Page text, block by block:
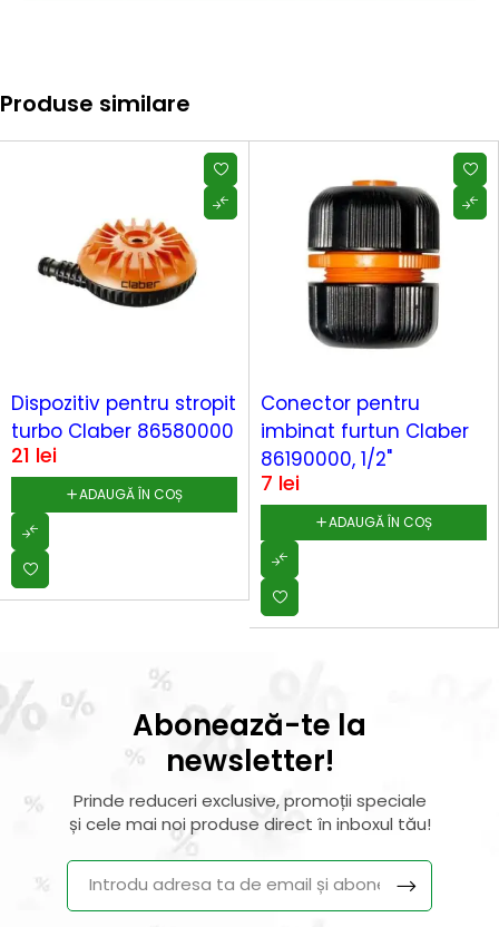
Produse similare
Dispozitiv pentru stropit
turbo Claber 86580000
21 lei
ADAUGĂ ÎN COȘ
Conector pentru
imbinat furtun Claber
86190000, 1/2"
7 lei
ADAUGĂ ÎN COȘ
Abonează-te la
newsletter!
Prinde reduceri exclusive, promoții speciale
și cele mai noi produse direct în inboxul tău!